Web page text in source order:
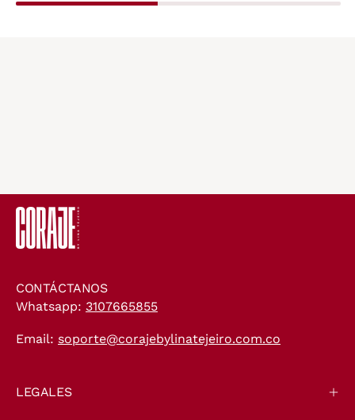
CONTÁCTANOS
Whatsapp: 3107665855
Email: soporte@corajebylinatejeiro.com.co
LEGALES